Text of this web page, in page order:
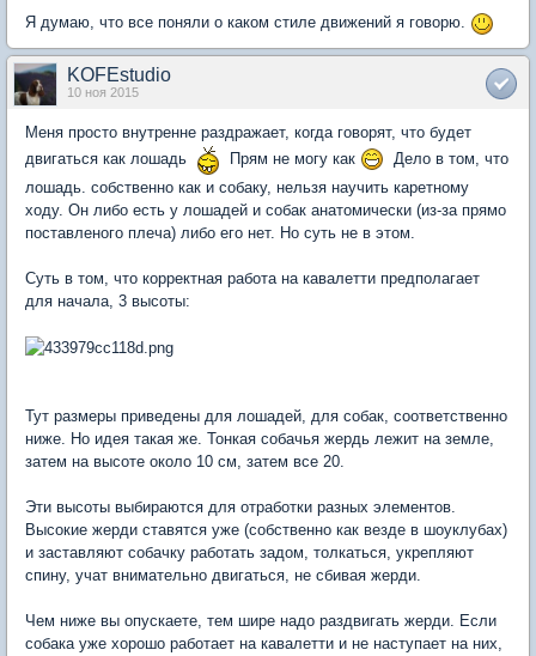
Я думаю, что все поняли о каком стиле движений я говорю.
KOFEstudio
10 ноя 2015
Меня просто внутренне раздражает, когда говорят, что будет
двигаться как лошадь
Прям не могу как
Дело в том, что
лошадь. собственно как и собаку, нельзя научить каретному
ходу. Он либо есть у лошадей и собак анатомически (из-за прямо
поставленого плеча) либо его нет. Но суть не в этом.
Суть в том, что корректная работа на кавалетти предполагает
для начала, 3 высоты:
Тут размеры приведены для лошадей, для собак, соответственно
ниже. Но идея такая же. Тонкая собачья жердь лежит на земле,
затем на высоте около 10 см, затем все 20.
Эти высоты выбираются для отработки разных элементов.
Высокие жерди ставятся уже (собственно как везде в шоуклубах)
и заставляют собачку работать задом, толкаться, укрепляют
спину, учат внимательно двигаться, не сбивая жерди.
Чем ниже вы опускаете, тем шире надо раздвигать жерди. Если
собака уже хорошо работает на кавалетти и не наступает на них,